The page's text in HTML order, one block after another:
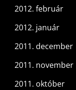
2012. február
2012. január
2011. december
2011. november
2011. október